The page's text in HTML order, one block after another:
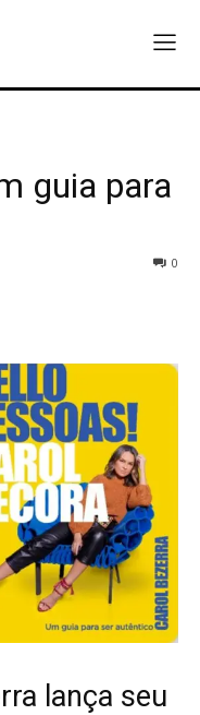
guia para
0
lança seu